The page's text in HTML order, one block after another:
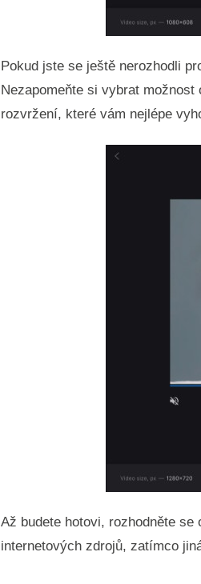
Pokud jste se ještě nerozhodli
Nezapomeňte si vybrat
rozvržení, které vám nejlépe
Až budete hotovi, rozhodněte
internetových zdrojů, zatímco